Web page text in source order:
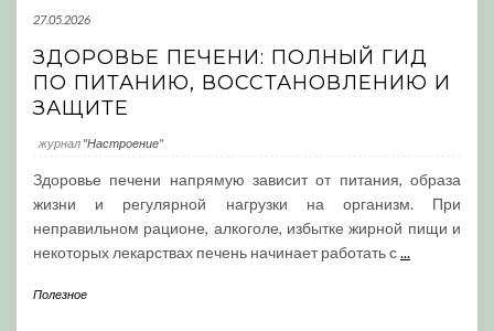
27.05.2026
ЗДОРОВЬЕ ПЕЧЕНИ: ПОЛНЫЙ ГИД
ПО ПИТАНИЮ, ВОССТАНОВЛЕНИЮ И
ЗАЩИТЕ
журнал "Настроение"
Здоровье печени напрямую зависит от питания, образа
жизни и регулярной нагрузки на организм. При
неправильном рационе, алкоголе, избытке жирной пищи и
некоторых лекарствах печень начинает работать с...
Полезное